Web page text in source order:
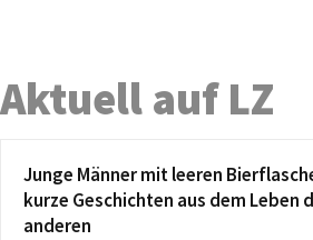
Aktuell auf LZ
Junge Männer mit leeren
kurze Geschichten aus dem Leben
anderen